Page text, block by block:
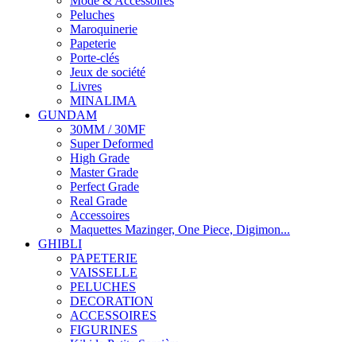
Peluches
Maroquinerie
Papeterie
Porte-clés
Jeux de société
Livres
MINALIMA
GUNDAM
30MM / 30MF
Super Deformed
High Grade
Master Grade
Perfect Grade
Real Grade
Accessoires
Maquettes Mazinger, One Piece, Digimon...
GHIBLI
PAPETERIE
VAISSELLE
PELUCHES
DECORATION
ACCESSOIRES
FIGURINES